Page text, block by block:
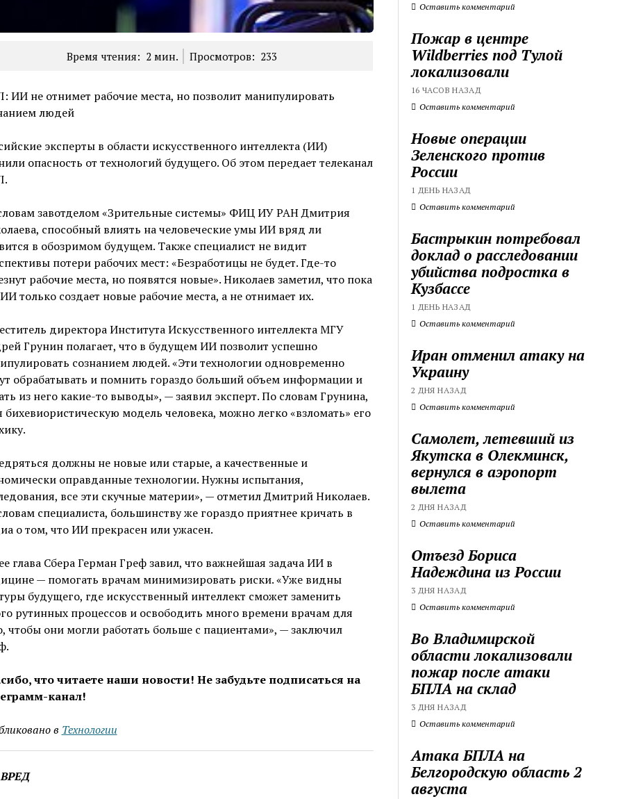
Время чтения: 2 мин. Просмотров: 233
ИИ не отнимет рабочие места, но позволит манипулировать
людей
эксперты в области искусственного интеллекта (ИИ)
опасность от технологий будущего. Об этом передает телеканал
завотделом «Зрительные системы» ФИЦ ИУ РАН Дмитрия
способный влиять на человеческие умы ИИ вряд ли
в обозримом будущем. Также специалист не видит
потери рабочих мест: «Безработицы не будет. Где-то
рабочие места, но появятся новые». Николаев заметил, что пока
только создает новые рабочие места, а не отнимает их.
директора Института Искусственного интеллекта МГУ
Грунин полагает, что в будущем ИИ позволит успешно
сознанием людей. «Эти технологии одновременно
обрабатывать и помнить гораздо больший объем информации и
из него какие-то выводы», — заявил эксперт. По словам Грунина,
бихевиористическую модель человека, можно легко «взломать» его
должны не новые или старые, а качественные и
оправданные технологии. Нужны испытания,
все эти скучные материи», — отметил Дмитрий Николаев.
специалиста, большинству же гораздо приятнее кричать в
о том, что ИИ прекрасен или ужасен.
глава Сбера Герман Греф завил, что важнейшая задача ИИ в
— помогать врачам минимизировать риски. «Уже видны
будущего, где искусственный интеллект сможет заменить
рутинных процессов и освободить много времени врачам для
чтобы они могли работать больше с пациентами», — заключил
что читаете наши новости! Не забудьте подписаться на
канал!
в Технологии
Оставить комментарий
Пожар в центре
Wildberries под Тулой
локализовали
16 ЧАСОВ НАЗАД
Оставить комментарий
Новые операции
Зеленского против
России
1 ДЕНЬ НАЗАД
Оставить комментарий
Бастрыкин потребовал
доклад о расследовании
убийства подростка в
Кузбассе
1 ДЕНЬ НАЗАД
Оставить комментарий
Иран отменил атаку на
Украину
2 ДНЯ НАЗАД
Оставить комментарий
Самолет, летевший из
Якутска в Олекминск,
вернулся в аэропорт
вылета
2 ДНЯ НАЗАД
Оставить комментарий
Отъезд Бориса
Надеждина из России
3 ДНЯ НАЗАД
Оставить комментарий
Во Владимирской
области локализовали
пожар после атаки
БПЛА на склад
3 ДНЯ НАЗАД
Оставить комментарий
Атака БПЛА на
Белгородскую область 2
августа